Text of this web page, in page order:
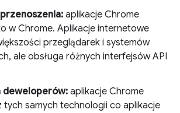
aplikacje Chrome
w Chrome. Aplikacje internetowe
przeglądarek i systemów
ale obsługa różnych interfejsów API
deweloperów: aplikacje Chrome
tych samych technologii co aplikacje